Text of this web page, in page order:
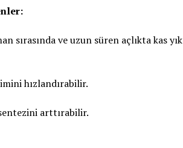
sırasında ve uzun süren açlıkta kas
hızlandırabilir.
arttırabilir.